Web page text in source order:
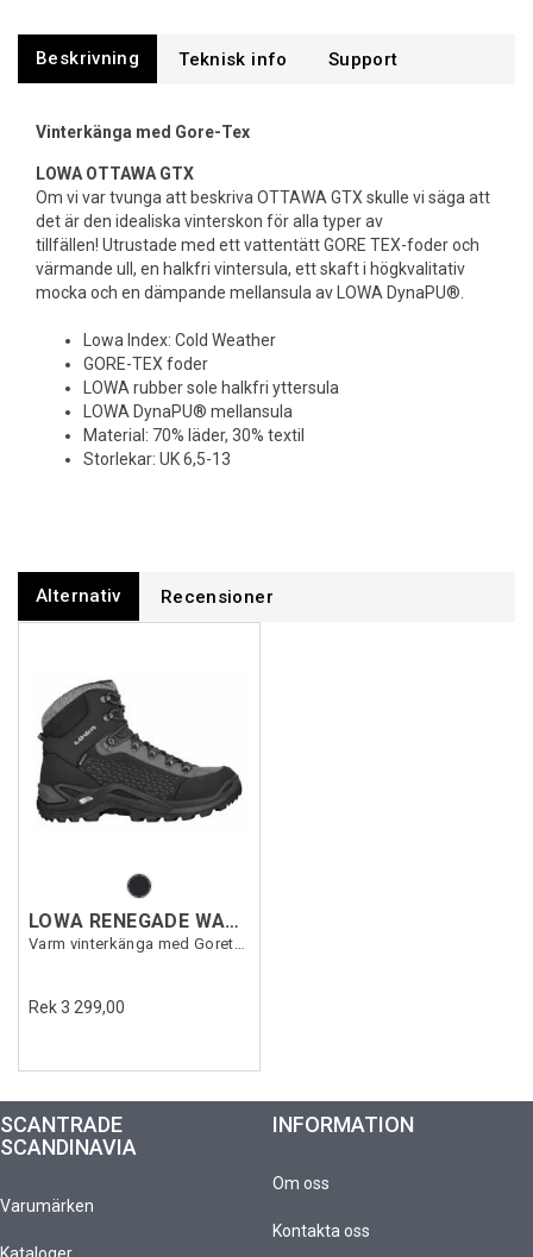
Beskrivning Support
Vinterkänga med Gore-Tex
LOWA OTTAWA GTX
Om vi var tvunga att beskriva OTTAWA GTX skulle vi säga att
det är den idealiska vinterskon för alla typer av
tillfällen! Utrustade med ett vattentätt GORE TEX-foder och
värmande ull, en halkfri vintersula, ett skaft i högkvalitativ
mocka och en dämpande mellansula av LOWA DynaPU®.
Lowa Index: Cold Weather
GORE-TEX foder
LOWA rubber sole halkfri yttersula
LOWA DynaPU® mellansula
Material: 70% läder, 30% textil
Storlekar: UK 6,5-13
Alternativ Recensioner
LOWA RENEGADE WARM GTX MID
Varm vinterkänga med Goretex
Rek 3 299,00
SCANTRADE
SCANDINAVIA
Varumärken
INFORMATION
Om oss
Kontakta oss